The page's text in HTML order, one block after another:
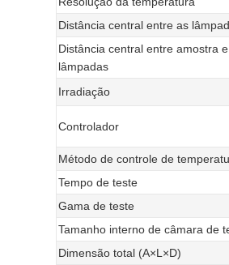
Distância central entre as
Distância central entre amostra e
lâmpadas
Irradiação
Controlador
Método de controle de
Tempo de teste
Gama de teste
Tamanho interno de câmara de
Dimensão total (A×L×D)